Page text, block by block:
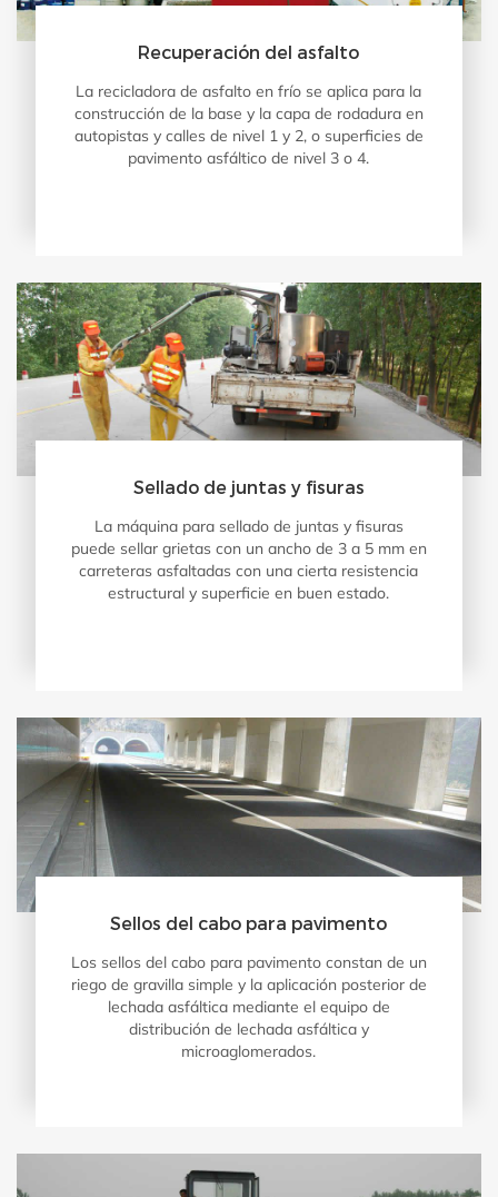
Recuperación del asfalto
La recicladora de asfalto en frío se aplica para la
construcción de la base y la capa de rodadura en
autopistas y calles de nivel 1 y 2, o superficies de
pavimento asfáltico de nivel 3 o 4.
Sellado de juntas y fisuras
La máquina para sellado de juntas y fisuras
puede sellar grietas con un ancho de 3 a 5 mm en
carreteras asfaltadas con una cierta resistencia
estructural y superficie en buen estado.
Sellos del cabo para pavimento
Los sellos del cabo para pavimento constan de un
riego de gravilla simple y la aplicación posterior de
lechada asfáltica mediante el equipo de
distribución de lechada asfáltica y
microaglomerados.